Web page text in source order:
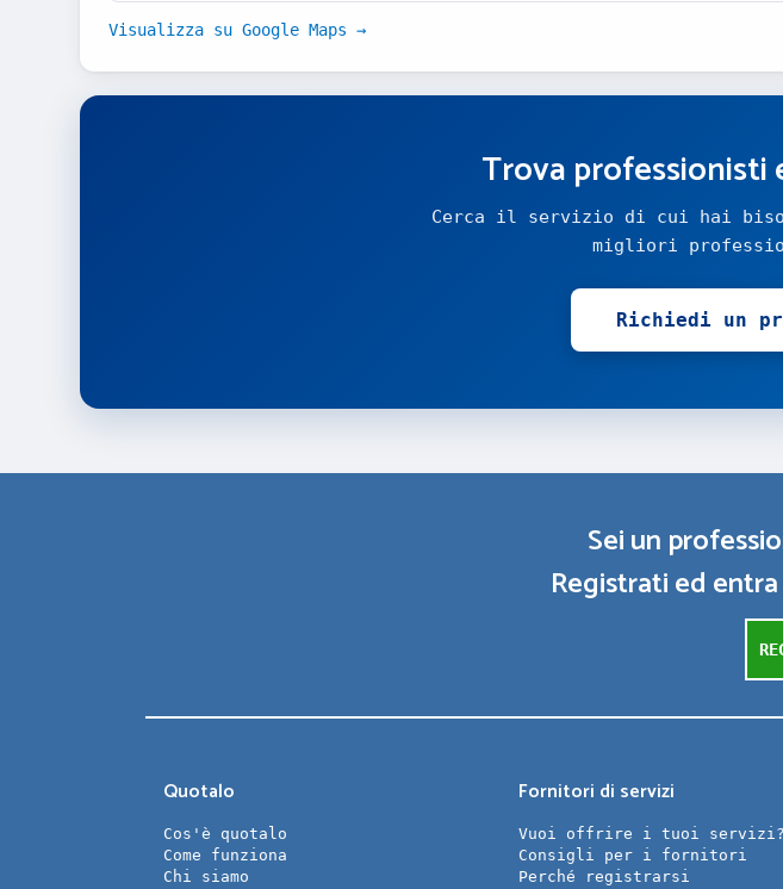
Visualizza su Google Maps →
Trova professionisti
Cerca il servizio di cui hai
migliori
Richiedi un
Sei un
Registrati ed
Quotalo
Cos'è quotalo
Come funziona
Chi siamo
Fornitori di servizi
Vuoi offrire i tuoi servizi?
Consigli per i fornitori
Perché registrarsi